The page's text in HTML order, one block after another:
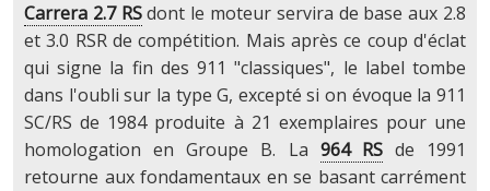
Carrera 2.7 RSdont le moteur servira de base aux 2.8
et 3.0 RSR de compétition. Mais après ce coup d'éclat
qui signe la fin des 911 "classiques", le label tombe
dans l'oubli sur la type G, excepté si on évoque la 911
SC/RS de 1984 produite à 21 exemplaires pour une
homologation en Groupe B. La 964 RSde 1991
retourne aux fondamentaux en se basant carrément